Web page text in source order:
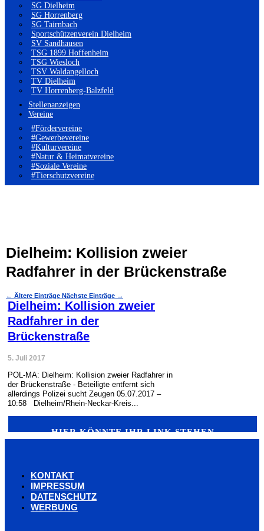
SG Dielheim
SG Horrenberg
SG Tairnbach
Sportschützenverein Dielheim
SV Sandhausen
TSG 1899 Hoffenheim
TSG Wiesloch
TSV Waldangelloch
TV Dielheim
TV Horrenberg-Balzfeld
Stellenanzeigen
Vereine
#Fördervereine
#Gewerbevereine
#Kulturvereine
#Natur & Heimatvereine
#Soziale Vereine
#Tierschutzvereine
Dielheim: Kollision zweier
Radfahrer in der Brückenstraße
← Ältere Einträge Nächste Einträge →
Dielheim: Kollision zweier
Radfahrer in der
Brückenstraße
5. Juli 2017
POL-MA: Dielheim: Kollision zweier Radfahrer in
der Brückenstraße - Beteiligte entfernt sich
allerdings Polizei sucht Zeugen 05.07.2017 –
10:58 Dielheim/Rhein-Neckar-Kreis...
HIER KÖNNTE IHR LINK STEHEN
KONTAKT
IMPRESSUM
DATENSCHUTZ
WERBUNG